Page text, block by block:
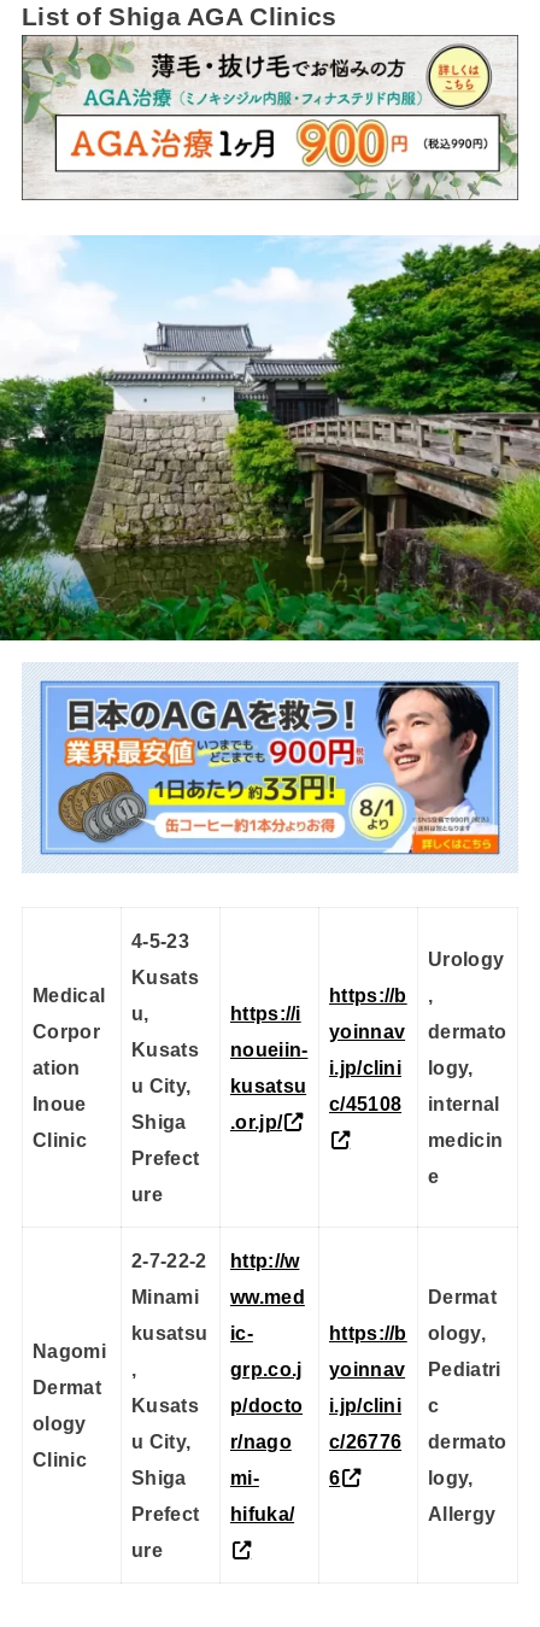
List of Shiga AGA Clinics
Medical
Corpor
ation
Inoue
Clinic
4-5-23
Kusats
u,
Kusats
u City,
Shiga
Prefect
ure
https://i
noueiin-
kusatsu
.or.jp/
https://b
yoinnav
i.jp/clini
c/45108
Urology
,
dermato
logy,
internal
medicin
e
Nagomi
Dermat
ology
Clinic
2-7-22-2
Minami
kusatsu
,
Kusats
u City,
Shiga
Prefect
ure
http://w
ww.med
ic-
grp.co.j
p/docto
r/nago
mi-
hifuka/
https://b
yoinnav
i.jp/clini
c/26776
6
Dermat
ology,
Pediatri
c
dermato
logy,
Allergy